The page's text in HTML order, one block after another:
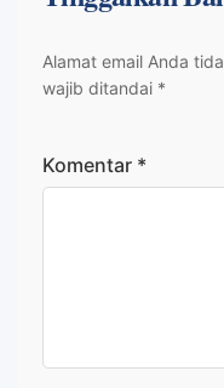
Alamat email Anda
wajib ditandai *
Komentar *